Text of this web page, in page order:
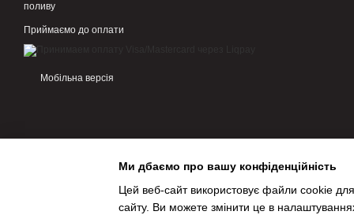
поливу
Приймаємо до оплати
Мобільна версія
Ми дбаємо про вашу конфіденційність
Цей веб-сайт використовує файли cookie
сайту. Ви можете змінити це в